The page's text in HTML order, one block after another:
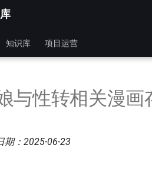
知识库 项目运营
与性转相关漫画
期：2025-06-23